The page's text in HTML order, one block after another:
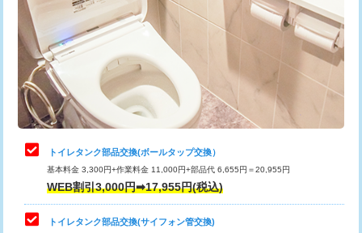
トイレタンク部品交換(ボールタップ交換）
基本料金 3,300円+作業料金 11,000円+部品代 6,655円＝20,955円
WEB割引3,000円➡17,955円(税込)
トイレタンク部品交換(サイフォン管交換)